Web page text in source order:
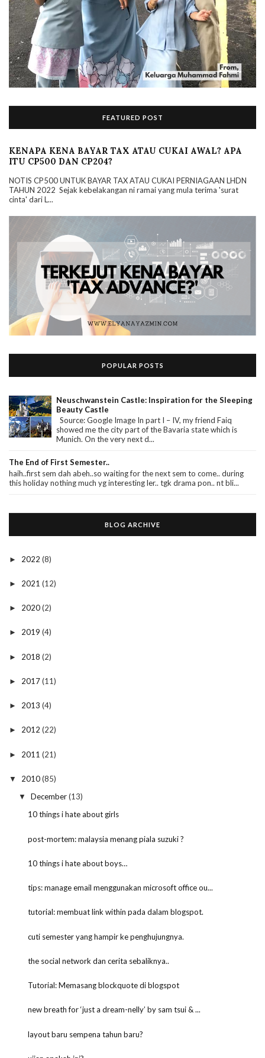
FEATURED POST
KENAPA KENA BAYAR TAX ATAU CUKAI AWAL? APA
ITU CP500 DAN CP204?
NOTIS CP500 UNTUK BAYAR TAX ATAU CUKAI PERNIAGAAN LHDN
TAHUN 2022 Sejak kebelakangan ni ramai yang mula terima 'surat
cinta' dari L...
POPULAR POSTS
Neuschwanstein Castle: Inspiration for the Sleeping
Beauty Castle
Source: Google Image In part I – IV, my friend Faiq
showed me the city part of the Bavaria state which is
Munich. On the very next d...
The End of First Semester..
haih..first sem dah abeh..so waiting for the next sem to come.. during
this holiday nothing much yg interesting ler.. tgk drama pon.. nt bli...
BLOG ARCHIVE
► 2022 (8)
► 2021 (12)
► 2020(2)
► 2019 (4)
► 2018 (2)
► 2017(11)
► 2013 (4)
► 2012 (22)
► 2011 (21)
▼ 2010(85)
▼ December(13)
10 things i hate about girls
post-mortem: malaysia menang piala suzuki ?
10 things i hate about boys…
tips: manage email menggunakan microsoft office ou...
tutorial: membuat link within pada dalam blogspot.
cuti semester yang hampir ke penghujungnya.
the social network dan cerita sebaliknya..
Tutorial: Memasang blockquote di blogspot
new breath for ‘just a dream-nelly’ by sam tsui & ...
layout baru sempena tahun baru?